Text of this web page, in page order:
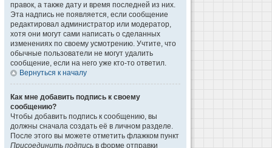
правок, а также дату и время последней из них.
Эта надпись не появляется, если сообщение
редактировал администратор или модератор,
хотя они могут сами написать о сделанных
изменениях по своему усмотрению. Учтите, что
обычные пользователи не могут удалить
сообщение, если на него уже кто-то ответил.
Вернуться к началу
Как мне добавить подпись к своему
сообщению?
Чтобы добавить подпись к сообщению, вы
должны сначала создать её в личном разделе.
После этого вы можете отметить флажком пункт
Присоединить подпись в форме отправки